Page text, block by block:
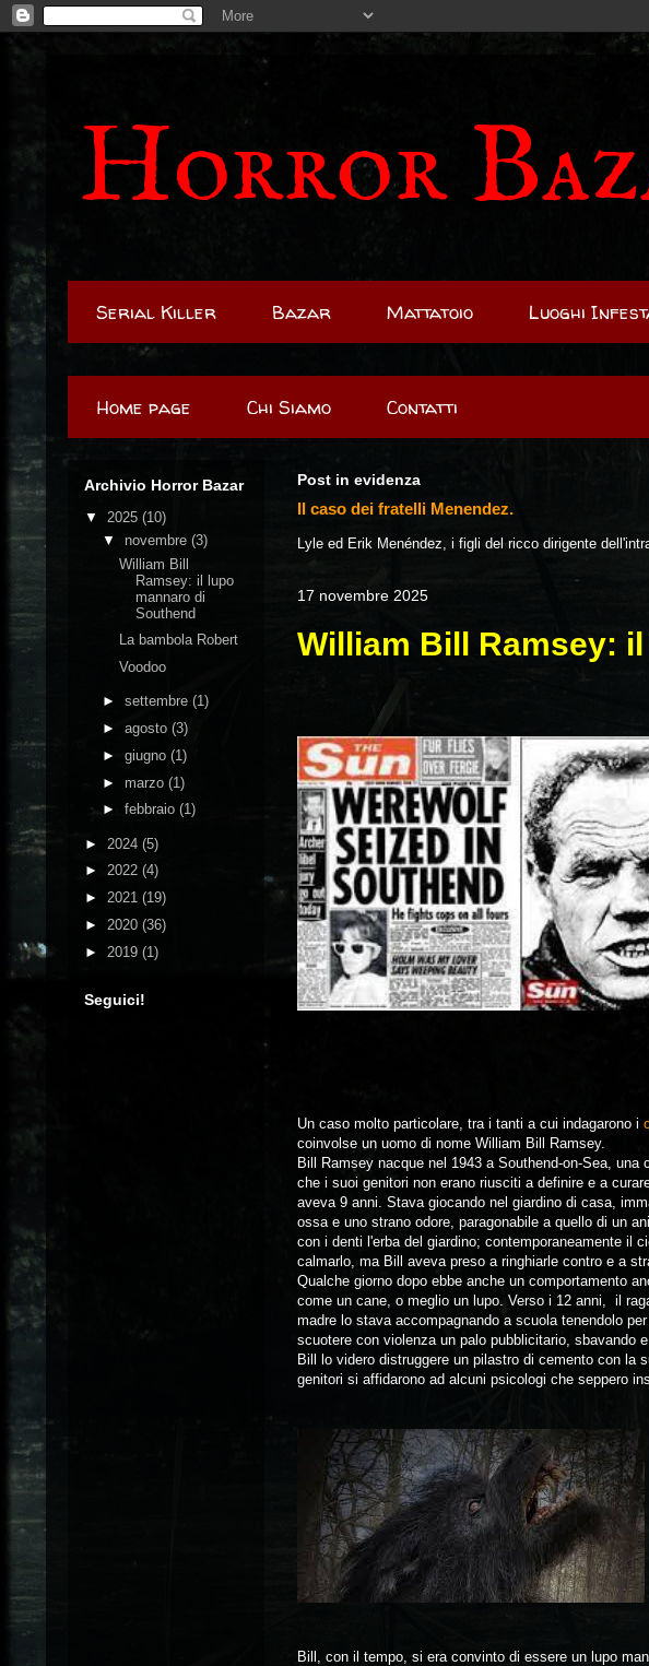
Horror
Serial Killer Bazar Mattatoio Luoghi
Home page Chi Siamo Contatti
Post in evidenza
Il caso dei fratelli Menendez.
Lyle ed Erik Menéndez, i figli del ricco dirigente
17 novembre 2025
William Bill Ramsey:
Un caso molto particolare, tra i tanti a cui indagarono i
coinvolse un uomo di nome William Bill Ramsey.
Bill Ramsey nacque nel 1943 a Southend-on-Sea,
che i suoi genitori non erano riusciti a definire e a
aveva 9 anni. Stava giocando nel giardino di casa,
ossa e uno strano odore, paragonabile a quello di un
con i denti l'erba del giardino; contemporaneamente
calmarlo, ma Bill aveva preso a ringhiarle contro e a
Qualche giorno dopo ebbe anche un comportamento
come un cane, o meglio un lupo. Verso i 12 anni, il
madre lo stava accompagnando a scuola tenendolo
scuotere con violenza un palo pubblicitario, sbavando
Bill lo videro distruggere un pilastro di cemento con la
genitori si affidarono ad alcuni psicologi che seppero
Bill, con il tempo, si era convinto di essere un lupo
Archivio Horror Bazar
▼ 2025 (10)
▼ novembre (3)
William Bill
Ramsey: il lupo
mannaro di
Southend
La bambola Robert
Voodoo
► settembre (1)
► agosto (3)
► giugno (1)
► marzo (1)
► febbraio (1)
► 2024 (5)
► 2022 (4)
► 2021 (19)
► 2020 (36)
► 2019 (1)
Seguici!